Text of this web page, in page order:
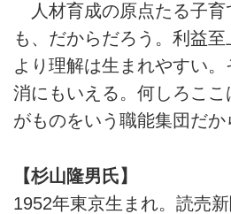
人材育成の原点たる子育
も、だからだろう。利益
より理解は生まれやすい
消にもいえる。何しろこ
がものをいう職能集団だか
【杉山隆男氏】
1952年東京生まれ。読売